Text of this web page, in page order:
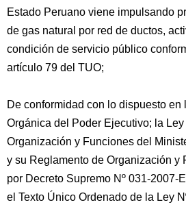
Estado Peruano viene impulsando
de gas natural por red de ductos,
condición de servicio público
artículo 79 del TUO;
De conformidad con lo dispuesto en
Orgánica del Poder Ejecutivo; la
Organización y Funciones del
y su Reglamento de Organización y
por Decreto Supremo Nº 031-2007-
el Texto Único Ordenado de la Ley